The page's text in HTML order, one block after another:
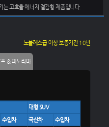
는 고효율 에너지 절감형 제품입니다.
노블레스급 이상 보증기간 10년
& 파노라마
대형 SUV
수입차 국산차 수입차